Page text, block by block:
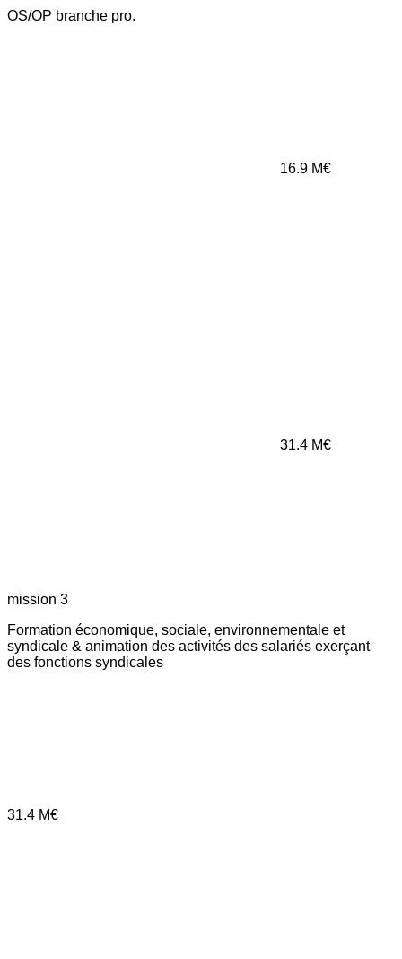
OS/OP branche pro.
16.9 M€
31.4 M€
mission 3
Formation économique, sociale, environnementale et
syndicale & animation des activités des salariés exerçant
des fonctions syndicales
31.4 M€